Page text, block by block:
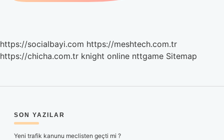
https://socialbayi.com https://meshtech.com.tr
https://chicha.com.tr knight online nttgame Sitemap
SIDEBAR
SON YAZILAR
Yeni trafik kanunu meclisten geçti mi ?